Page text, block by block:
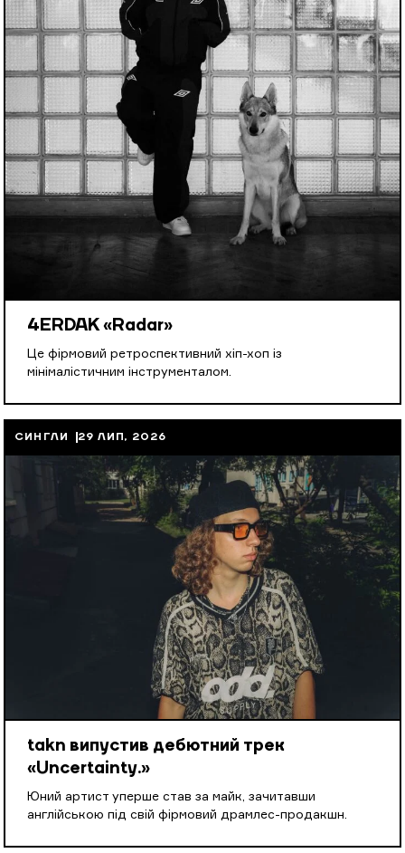
4ERDAK «Radar»
Це фірмовий ретроспективний хіп-хоп із
мінімалістичним інструменталом.
СИНГЛИ 29 ЛИП, 2026
takn випустив дебютний трек
«Uncertainty.»
Юний артист уперше став за майк, зачитавши
англійською під свій фірмовий драмлес-продакшн.